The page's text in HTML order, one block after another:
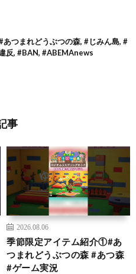
あつまれどうぶつの森, #じみん島, #
反, #BAN, #ABEMAnews
事
2026.08.06
季節限定アイテム紹介①#あ
つまれどうぶつの森 #あつ森
#ゲーム実況